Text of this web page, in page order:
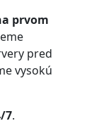
prvom
pred
vysokú
7.